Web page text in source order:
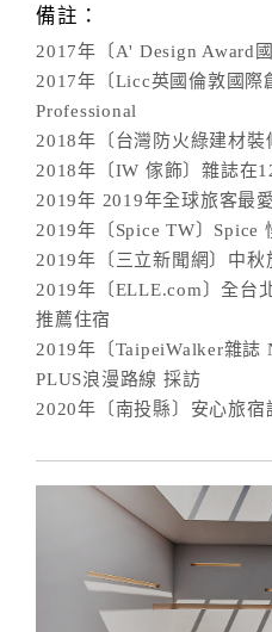
備註：
2017年〔A' Design Award
2017年〔Licc英國倫敦國際
Professional
2018年〔台灣防火綠建材
2018年〔IW 傢飾〕雜誌在
2019年 2019年全球旅客最
2019年〔Spice TW〕Spice
2019年〔三立新聞網〕中秋
2019年〔ELLE.com〕全台
推薦住宿
2019年〔TaipeiWalker雜誌
PLUS浪漫路線 採訪
2020年〔南投縣〕安心旅宿